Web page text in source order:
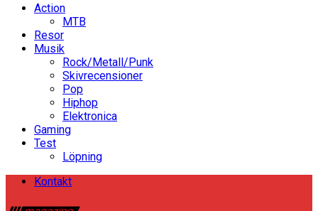
Action
MTB
Resor
Musik
Rock/Metall/Punk
Skivrecensioner
Pop
Hiphop
Elektronica
Gaming
Test
Löpning
Kontakt